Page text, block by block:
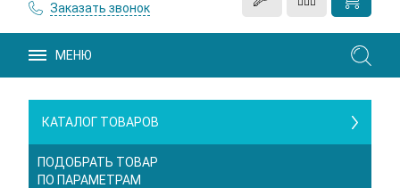
Заказать звонок
МЕНЮ
КАТАЛОГ ТОВАРОВ
ПОДОБРАТЬ ТОВАР
ПО ПАРАМЕТРАМ